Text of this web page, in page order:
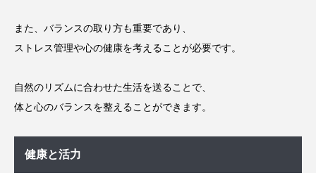
また、バランスの取り方も重要であり、
ストレス管理や心の健康を考えることが必要です。
自然のリズムに合わせた生活を送ることで、
体と心のバランスを整えることができます。
健康と活力